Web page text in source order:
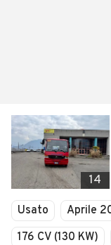
14
Usato Aprile
176 CV (130 KW)